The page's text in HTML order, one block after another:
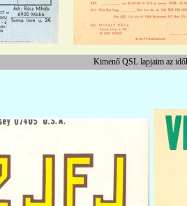
Kimenő QSL lapjaim az